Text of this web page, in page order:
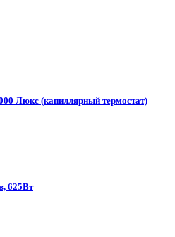
Люкс (капиллярный термостат)
625Вт